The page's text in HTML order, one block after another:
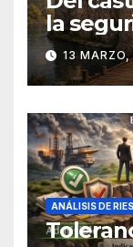
la
13
ANÁLISIS DE